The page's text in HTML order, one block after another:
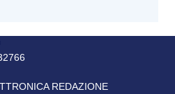
REDAZIONE